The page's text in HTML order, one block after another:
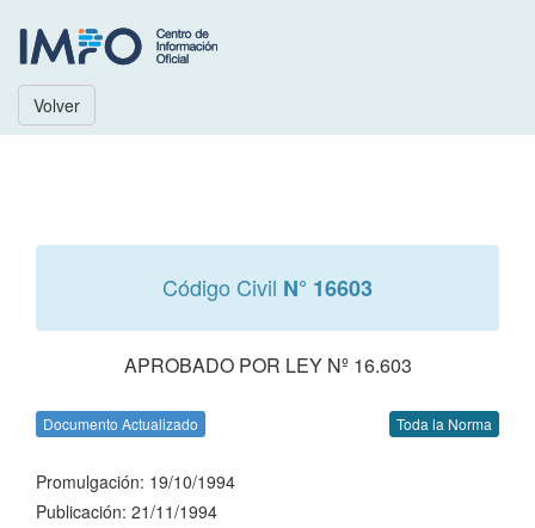
Volver
Código Civil N° 16603
APROBADO POR LEY Nº 16.603
Documento Actualizado Toda la Norma
Promulgación: 19/10/1994
Publicación: 21/11/1994